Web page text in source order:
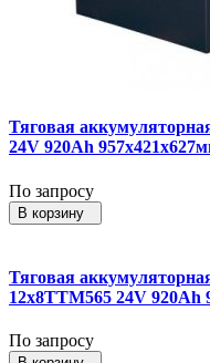
Тяговая
24V 920Ah
По запросу
В корзину
Тяговая
12x8TTM565 24V 920Ah
По запросу